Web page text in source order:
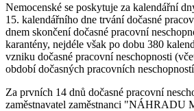
Nemocenské se poskytuje za kalendářní
15. kalendářního dne trvání dočasné
dnem skončení dočasné pracovní
karantény, nejdéle však po dobu 380
vzniku dočasné pracovní neschopnosti
období dočasných pracovních
Za prvních 14 dnů dočasné pracovní
zaměstnavatel zaměstnanci "NÁHRADU